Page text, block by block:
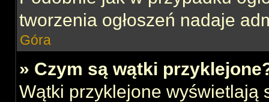
tworzenia ogłoszeń nadaje
Góra
» Czym są wątki
Wątki przyklejone wyświetlają